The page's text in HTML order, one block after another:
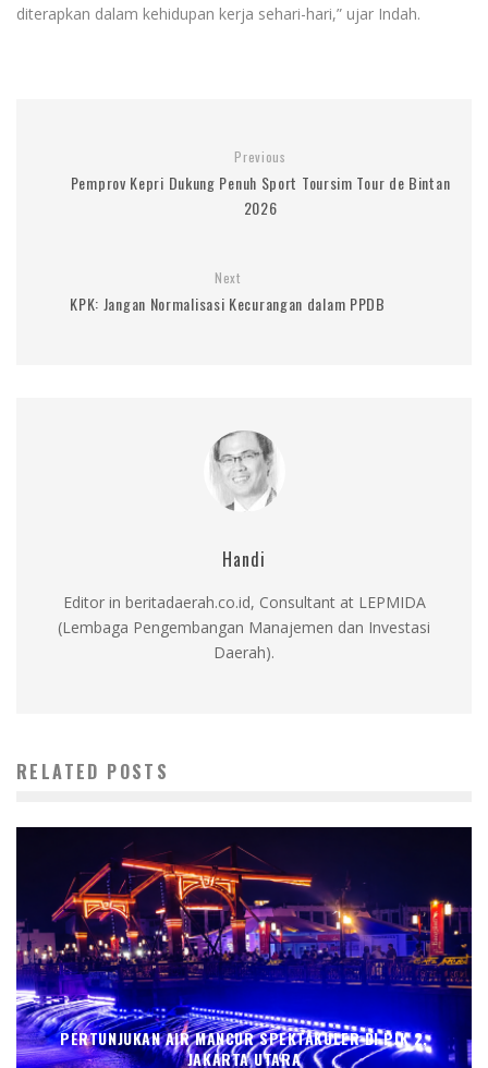
diterapkan dalam kehidupan kerja sehari-hari,” ujar Indah.
Previous
Pemprov Kepri Dukung Penuh Sport Toursim Tour de Bintan
2026
Next
KPK: Jangan Normalisasi Kecurangan dalam PPDB
Handi
Editor in beritadaerah.co.id, Consultant at LEPMIDA
(Lembaga Pengembangan Manajemen dan Investasi
Daerah).
RELATED POSTS
PERTUNJUKAN AIR MANCUR SPEKTAKULER DI PIK 2,
JAKARTA UTARA